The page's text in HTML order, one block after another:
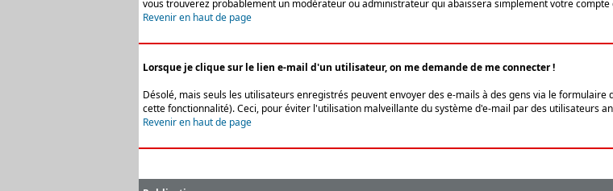
vous trouverez probablement un modérateur ou administrateur qui abaissera simplement votre
Revenir en haut de page
Lorsque je clique sur le lien e-mail d'un utilisateur, on me demande de me connecter !
Désolé, mais seuls les utilisateurs enregistrés peuvent envoyer des e-mails à des gens via le
cette fonctionnalité). Ceci, pour éviter l'utilisation malveillante du système d'e-mail par des utilisateurs
Revenir en haut de page